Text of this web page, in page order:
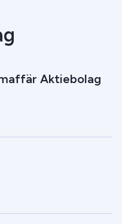
Aktiebolag